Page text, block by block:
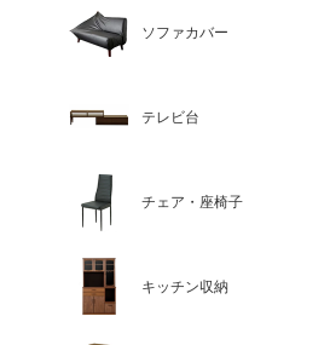
ソファカバー
テレビ台
チェア・座椅子
キッチン収納